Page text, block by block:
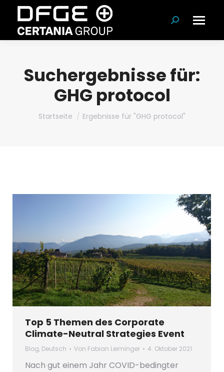
Suchen:
Suchergebnisse für:
GHG protocol
Du bist hier:
Startseite Ergebnisse für "GHG protocol"
Top 5 Themen des Corporate
Climate-Neutral Strategies Event
Blog, Deutsch Von Fabian Leiminger 4. Oktober 2021
Nach gut einem Jahr COVID-bedingter